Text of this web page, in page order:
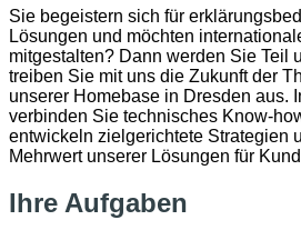
Sie begeistern sich für
Lösungen und möchten
mitgestalten? Dann werden Sie Teil
treiben Sie mit uns die Zukunft der
unserer Homebase in Dresden aus.
verbinden Sie technisches Know-
entwickeln zielgerichtete Strategien
Mehrwert unserer Lösungen für
Ihre Aufgaben